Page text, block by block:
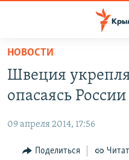
Вернуться
основному
содержанию
навигации
СПЕЦПРОЕКТЫ
КАРТА ВОЕННЫХ ОБЪЕКТОВ
11 ЛЕТ ОККУПАЦИИ КРЫМА.
ИСТОРИЯ
ЕЩЕ
НОВОСТИ
Швеция
опасаясь России
09 апреля 2014, 17:56
Поделиться